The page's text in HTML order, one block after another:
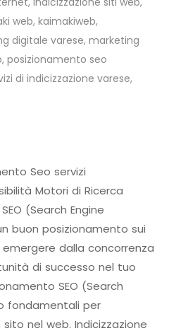
web, kaimakiweb,
digitale varese, marketing
, posizionamento seo
di indicizzazione varese,
Seo servizi
Motori di Ricerca
(Search Engine
buon posizionamento sui
dalla concorrenza
di successo nel tuo
SEO (Search
fondamentali per
nel web. Indicizzazione